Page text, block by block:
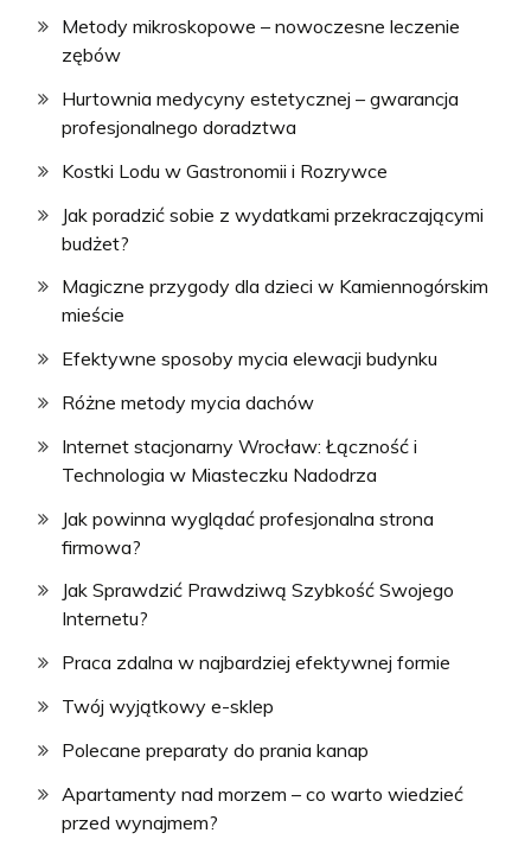
Metody mikroskopowe – nowoczesne leczenie
zębów
Hurtownia medycyny estetycznej – gwarancja
profesjonalnego doradztwa
Kostki Lodu w Gastronomii i Rozrywce
Jak poradzić sobie z wydatkami przekraczającymi
budżet?
Magiczne przygody dla dzieci w Kamiennogórskim
mieście
Efektywne sposoby mycia elewacji budynku
Różne metody mycia dachów
Internet stacjonarny Wrocław: Łączność i
Technologia w Miasteczku Nadodrza
Jak powinna wyglądać profesjonalna strona
firmowa?
Jak Sprawdzić Prawdziwą Szybkość Swojego
Internetu?
Praca zdalna w najbardziej efektywnej formie
Twój wyjątkowy e-sklep
Polecane preparaty do prania kanap
Apartamenty nad morzem – co warto wiedzieć
przed wynajmem?